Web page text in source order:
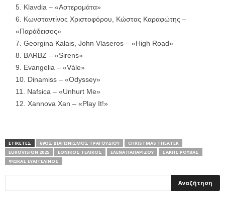
Klavdia – «Αστερομάτα»
Κωνσταντίνος Χριστοφόρου, Κώστας Καραφώτης –
«Παράδεισος»
Georgina Kalais, John Vlaseros – «High Road»
BARBZ – «Sirens»
Evangelia – «Vále»
Dinamiss – «Odyssey»
Nafsica – «Unhurt Me»
Xannova Xan – «Play It!»
ΕΤΙΚΕΤΕΣ 69OΣ ΔΙΑΓΩΝΙΣΜΌΣ ΤΡΑΓΟΥΔΙΟΎ
CHRISTMAS THEATER
ΕUROVISION 2025
ΕΘΝΙΚΌΣ ΤΕΛΙΚΌΣ ΈΛΕΝΑ ΠΑΠΑΡΊΖΟΥ
ΣΆΚΗΣ ΡΟΥΒΆΣ
ΦΩΚΆΣ ΕΥΑΓΓΕΛΙΝΌΣ